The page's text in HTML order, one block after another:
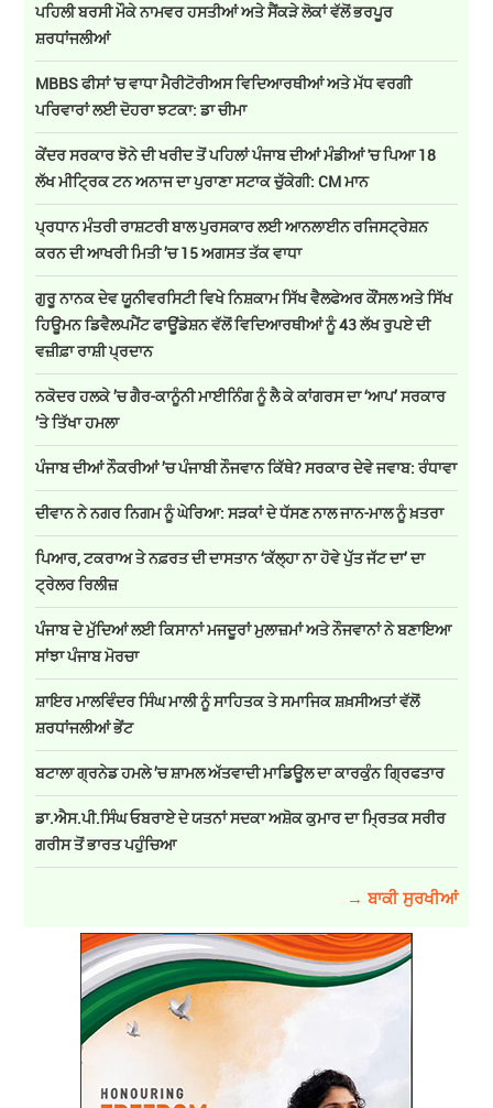
ਪਹਿਲੀ ਬਰਸੀ ਮੌਕੇ ਨਾਮਵਰ ਹਸਤੀਆਂ ਅਤੇ ਸੈਂਕੜੇ ਲੋਕਾਂ ਵੱਲੋਂ ਭਰਪੂਰ
ਸ਼ਰਧਾਂਜਲੀਆਂ
MBBS ਫੀਸਾਂ 'ਚ ਵਾਧਾ ਮੈਰੀਟੋਰੀਅਸ ਵਿਦਿਆਰਥੀਆਂ ਅਤੇ ਮੱਧ ਵਰਗੀ
ਪਰਿਵਾਰਾਂ ਲਈ ਦੋਹਰਾ ਝਟਕਾ: ਡਾ ਚੀਮਾ
ਕੇਂਦਰ ਸਰਕਾਰ ਝੋਨੇ ਦੀ ਖਰੀਦ ਤੋਂ ਪਹਿਲਾਂ ਪੰਜਾਬ ਦੀਆਂ ਮੰਡੀਆਂ 'ਚ ਪਿਆ 18
ਲੱਖ ਮੀਟ੍ਰਿਕ ਟਨ ਅਨਾਜ ਦਾ ਪੁਰਾਣਾ ਸਟਾਕ ਚੁੱਕੇਗੀ: CM ਮਾਨ
ਪ੍ਰਧਾਨ ਮੰਤਰੀ ਰਾਸ਼ਟਰੀ ਬਾਲ ਪੁਰਸਕਾਰ ਲਈ ਆਨਲਾਈਨ ਰਜਿਸਟ੍ਰੇਸ਼ਨ
ਕਰਨ ਦੀ ਆਖਰੀ ਮਿਤੀ ’ਚ 15 ਅਗਸਤ ਤੱਕ ਵਾਧਾ
ਗੁਰੂ ਨਾਨਕ ਦੇਵ ਯੂਨੀਵਰਸਿਟੀ ਵਿਖੇ ਨਿਸ਼ਕਾਮ ਸਿੱਖ ਵੈਲਫੇਅਰ ਕੌਂਸਲ ਅਤੇ ਸਿੱਖ
ਹਿਊਮਨ ਡਿਵੈਲਪਮੈਂਟ ਫਾਊਂਡੇਸ਼ਨ ਵੱਲੋਂ ਵਿਦਿਆਰਥੀਆਂ ਨੂੰ 43 ਲੱਖ ਰੁਪਏ ਦੀ
ਵਜ਼ੀਫ਼ਾ ਰਾਸ਼ੀ ਪ੍ਰਦਾਨ
ਨਕੋਦਰ ਹਲਕੇ ’ਚ ਗੈਰ-ਕਾਨੂੰਨੀ ਮਾਈਨਿੰਗ ਨੂੰ ਲੈ ਕੇ ਕਾਂਗਰਸ ਦਾ ‘ਆਪ’ ਸਰਕਾਰ
’ਤੇ ਤਿੱਖਾ ਹਮਲਾ
ਪੰਜਾਬ ਦੀਆਂ ਨੌਕਰੀਆਂ ’ਚ ਪੰਜਾਬੀ ਨੌਜਵਾਨ ਕਿੱਥੇ? ਸਰਕਾਰ ਦੇਵੇ ਜਵਾਬ: ਰੰਧਾਵਾ
ਦੀਵਾਨ ਨੇ ਨਗਰ ਨਿਗਮ ਨੂੰ ਘੇਰਿਆ: ਸੜਕਾਂ ਦੇ ਧੱਸਣ ਨਾਲ ਜਾਨ-ਮਾਲ ਨੂੰ ਖ਼ਤਰਾ
ਪਿਆਰ, ਟਕਰਾਅ ਤੇ ਨਫ਼ਰਤ ਦੀ ਦਾਸਤਾਨ ‘ਕੱਲ੍ਹਾ ਨਾ ਹੋਵੇ ਪੁੱਤ ਜੱਟ ਦਾ’ ਦਾ
ਟ੍ਰੇਲਰ ਰਿਲੀਜ਼
ਪੰਜਾਬ ਦੇ ਮੁੱਦਿਆਂ ਲਈ ਕਿਸਾਨਾਂ ਮਜਦੂਰਾਂ ਮੁਲਾਜ਼ਮਾਂ ਅਤੇ ਨੌਜਵਾਨਾਂ ਨੇ ਬਣਾਇਆ
ਸਾਂਝਾ ਪੰਜਾਬ ਮੋਰਚਾ
ਸ਼ਾਇਰ ਮਾਲਵਿੰਦਰ ਸਿੰਘ ਮਾਲੀ ਨੂੰ ਸਾਹਿਤਕ ਤੇ ਸਮਾਜਿਕ ਸ਼ਖ਼ਸੀਅਤਾਂ ਵੱਲੋਂ
ਸ਼ਰਧਾਂਜਲੀਆਂ ਭੇਂਟ
ਬਟਾਲਾ ਗ੍ਰਨੇਡ ਹਮਲੇ ’ਚ ਸ਼ਾਮਲ ਅੱਤਵਾਦੀ ਮਾਡਿਊਲ ਦਾ ਕਾਰਕੁੰਨ ਗ੍ਰਿਫਤਾਰ
ਡਾ.ਐਸ.ਪੀ.ਸਿੰਘ ਓਬਰਾਏ ਦੇ ਯਤਨਾਂ ਸਦਕਾ ਅਸ਼ੋਕ ਕੁਮਾਰ ਦਾ ਮ੍ਰਿਤਕ ਸਰੀਰ
ਗਰੀਸ ਤੋਂ ਭਾਰਤ ਪਹੁੰਚਿਆ
→ ਬਾਕੀ ਸੁਰਖੀਆਂ